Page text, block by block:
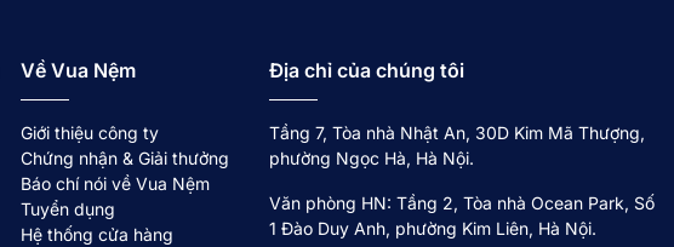
Về Vua Nệm
Giới thiệu công ty
Chứng nhận & Giải thưởng
Báo chí nói về Vua Nệm
Tuyển dụng
Hệ thống cửa hàng
Địa chỉ của chúng tôi
Tầng 7, Tòa nhà Nhật An, 30D Kim Mã Thượng,
phường Ngọc Hà, Hà Nội.
Văn phòng HN: Tầng 2, Tòa nhà Ocean Park, Số
1 Đào Duy Anh, phường Kim Liên, Hà Nội.